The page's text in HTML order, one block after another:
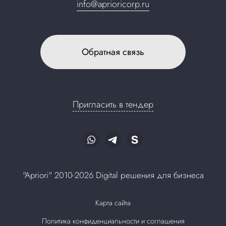
info@aprioricorp.ru
Обратная связь
Пригласить в тендер
"Apriori" 2010-2026 Digital решения для бизнеса
Карта сайта
Политика конфиденциальности и соглашения